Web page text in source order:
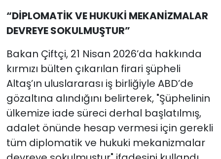
“DİPLOMATİK VE HUKUKİ MEKANİZMALAR
DEVREYE SOKULMUŞTUR”
Bakan Çiftçi, 21 Nisan 2026’da hakkında
kırmızı bülten çıkarılan firari şüpheli
Altaş’ın uluslararası iş birliğiyle ABD’de
gözaltına alındığını belirterek, "Şüphelinin
ülkemize iade süreci derhal başlatılmış,
adalet önünde hesap vermesi için gerekli
tüm diplomatik ve hukuki mekanizmalar